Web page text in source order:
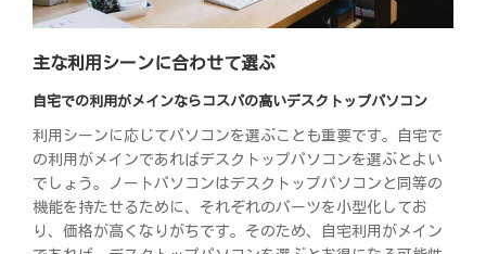
主な利用シーンに合わせて選ぶ
自宅での利用がメインならコスパの高いデスクトップパソコン
利用シーンに応じてパソコンを選ぶことも重要です。自宅で
の利用がメインであればデスクトップパソコンを選ぶとよい
でしょう。ノートパソコンはデスクトップパソコンと同等の
機能を持たせるために、それぞれのパーツを小型化してお
り、価格が高くなりがちです。そのため、自宅利用がメイン